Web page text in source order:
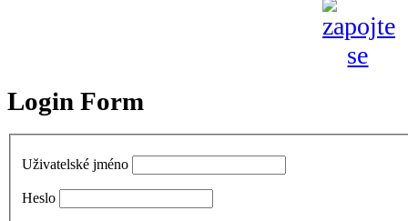
Login Form
Uživatelské jméno
Heslo